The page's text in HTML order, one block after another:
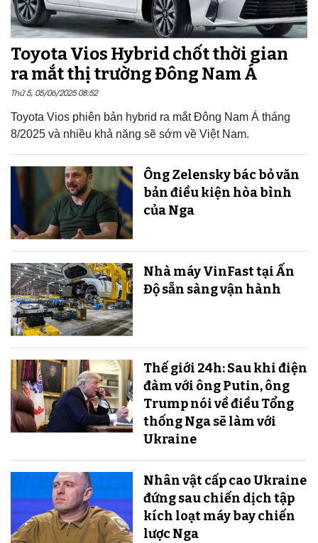
Toyota Vios Hybrid chốt thời gian
ra mắt thị trường Đông Nam Á
Thứ 5, 05/06/2025 08:52
Toyota Vios phiên bản hybrid ra mắt Đông Nam Á tháng
8/2025 và nhiều khả năng sẽ sớm về Việt Nam.
Ông Zelensky bác bỏ văn
bản điều kiện hòa bình
của Nga
Nhà máy VinFast tại Ấn
Độ sẵn sàng v​​​​​​​ận hành
Thế giới 24h: Sau khi điện
đàm với ông Putin, ông
Trump nói về điều Tổng
thống Nga sẽ làm với
Ukraine
Nhân vật cấp cao Ukraine
đứng sau chiến dịch tập
kích loạt máy bay chiến
lược Nga